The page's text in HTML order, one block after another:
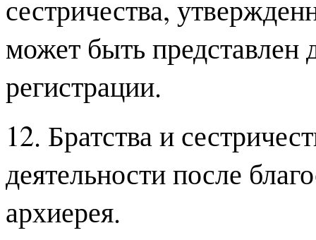
сестричества,
может быть представлен
регистрации.
12. Братства и
деятельности после
архиерея.